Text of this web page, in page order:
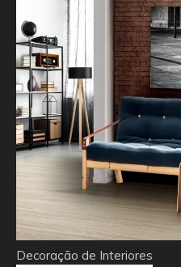
Decoração de Interiores